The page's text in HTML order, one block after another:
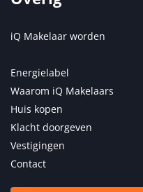
iQ Makelaar worden
Energielabel
Waarom iQ Makelaars
Huis kopen
Klacht doorgeven
Vestigingen
Contact